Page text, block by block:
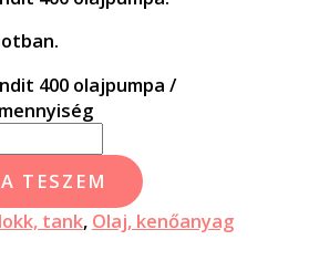
400 olajpumpa /
TESZEM
tank, Olaj, kenőanyag